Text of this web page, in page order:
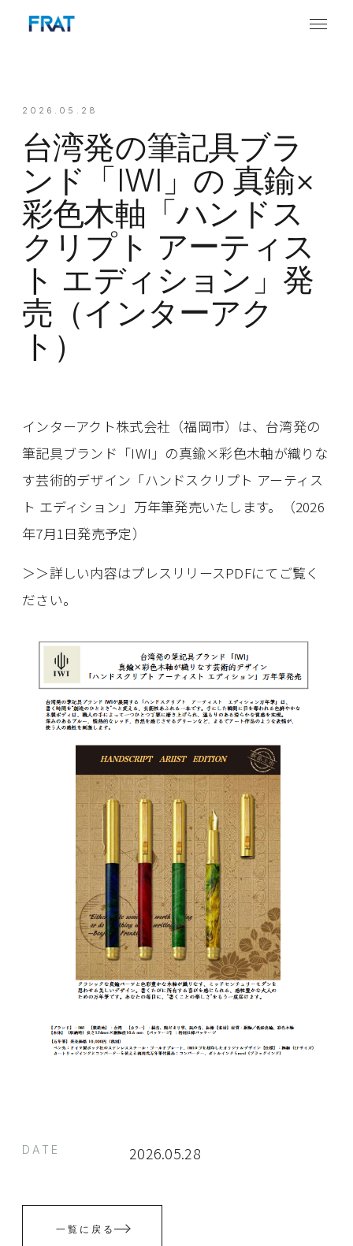
2026.05.28
台湾発の筆記具ブラ
ンド「IWI」の 真鍮×
彩色木軸「ハンドス
クリプト アーティス
ト エディション」発
売（インターアク
ト）
インターアクト株式会社（福岡市）は、台湾発の
筆記具ブランド「IWI」の真鍮×彩色木軸が織りな
す芸術的デザイン「ハンドスクリプト アーティス
ト エディション」万年筆発売いたします。（2026
年7月1日発売予定）
＞＞詳しい内容はプレスリリースPDFにてご覧く
ださい。
DATE 2026.05.28
一覧に戻る